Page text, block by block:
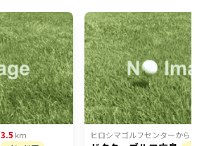
3.5 km ヒロシマゴルフセンターから